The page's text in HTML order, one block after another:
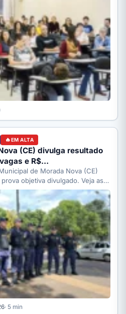
EM ALTA
(CE) divulga resultado
e R$…
de Morada Nova (CE)
objetiva divulgado. Veja as…
· 5 min